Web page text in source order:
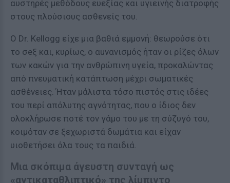
αυστηρές μεθόδους ευεξίας και υγιεινής διατροφής
στους πλούσιους ασθενείς του.
Ο Dr. Kellogg είχε μια βαθιά εμμονή: θεωρούσε ότι
το σeξ και, κυρίως, ο αuνανισμός ήταν οι ρίζες όλων
των κακών για την ανθρώπινη υγεία, προκαλώντας
από πνευματική κατάπτωση μέχρι σωματικές
ασθένειες. Ήταν μάλιστα τόσο πιστός στις ιδέες
του περί απόλυτης αγνότητας, που ο ίδιος δεν
ολοκλήρωσε ποτέ τον γάμο του με τη σύζυγό του,
κοιμόταν σε ξεχωριστά δωμάτια και είχαν
υιοθετήσει όλα τους τα παιδιά.
Μια σκόπιμα άγευστη συνταγή ως
«αντικαταθλιπτικό» της λίμπιντο